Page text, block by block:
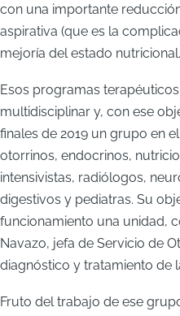
con una importante
aspirativa (que es la
mejoría del estado nutricional.
Esos programas
multidisciplinar y, con ese
finales de 2019 un grupo en
otorrinos, endocrinos,
intensivistas, radiólogos,
digestivos y pediatras. Su
funcionamiento una unidad,
Navazo, jefa de Servicio de
diagnóstico y tratamiento de
Fruto del trabajo de ese